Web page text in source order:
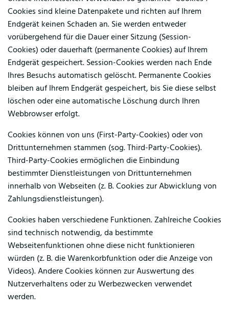
Cookies sind kleine Datenpakete und richten auf Ihrem
Endgerät keinen Schaden an. Sie werden entweder
vorübergehend für die Dauer einer Sitzung (Session-
Cookies) oder dauerhaft (permanente Cookies) auf Ihrem
Endgerät gespeichert. Session-Cookies werden nach Ende
Ihres Besuchs automatisch gelöscht. Permanente Cookies
bleiben auf Ihrem Endgerät gespeichert, bis Sie diese selbst
löschen oder eine automatische Löschung durch Ihren
Webbrowser erfolgt.
Cookies können von uns (First-Party-Cookies) oder von
Drittunternehmen stammen (sog. Third-Party-Cookies).
Third-Party-Cookies ermöglichen die Einbindung
bestimmter Dienstleistungen von Drittunternehmen
innerhalb von Webseiten (z. B. Cookies zur Abwicklung von
Zahlungsdienstleistungen).
Cookies haben verschiedene Funktionen. Zahlreiche Cookies
sind technisch notwendig, da bestimmte
Webseitenfunktionen ohne diese nicht funktionieren
würden (z. B. die Warenkorbfunktion oder die Anzeige von
Videos). Andere Cookies können zur Auswertung des
Nutzerverhaltens oder zu Werbezwecken verwendet
werden.